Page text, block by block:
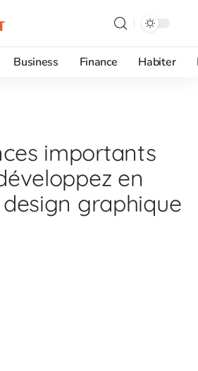
Business Finance Habiter
importants
en
graphique